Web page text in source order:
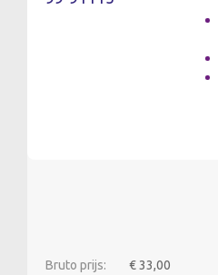
Bruto prijs: € 33,00